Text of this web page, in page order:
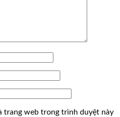
trang web trong trình duyệt này